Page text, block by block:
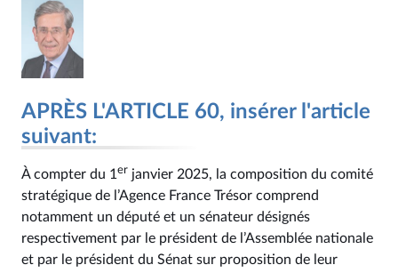
APRÈS L'ARTICLE 60, insérer l'article
suivant:
À compter du 1 er janvier 2025, la composition du comité
stratégique de l’Agence France Trésor comprend
notamment un député et un sénateur désignés
respectivement par le président de l’Assemblée nationale
et par le président du Sénat sur proposition de leur